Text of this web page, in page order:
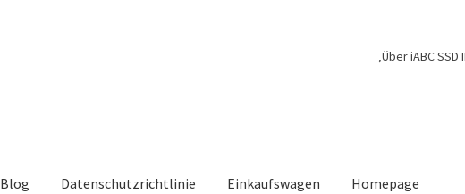
‚Über iABC SSD
Blog Datenschutzrichtlinie Einkaufswagen Homepage